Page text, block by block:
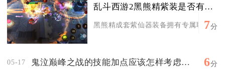
乱斗西游2黑熊精紫装是否有特殊效果
黑熊精成套紫仙器装备拥有专属联动特
7分
05-17 鬼泣巅峰之战的技能加点应该怎样考虑角色特点 6分